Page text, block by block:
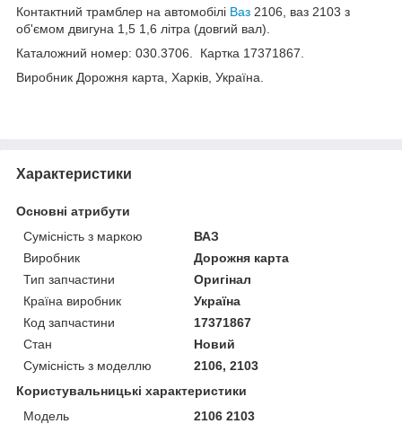
Контактний трамблер на автомобілі Ваз 2106, ваз 2103 з
об'ємом двигуна 1,5 1,6 літра (довгий вал).
Каталожний номер: 030.3706. Картка 17371867.
Виробник Дорожня карта, Харків, Україна.
Характеристики
Основні атрибути
Сумісність з маркою
ВАЗ
Виробник
Дорожня карта
Тип запчастини
Оригінал
Країна виробник
Україна
Код запчастини
17371867
Стан
Новий
Сумісність з моделлю
2106, 2103
Користувальницькі характеристики
Модель
2106 2103